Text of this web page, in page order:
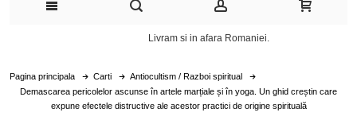
Livram si in afara Romaniei.
Pagina principala Carti
Antiocultism / Razboi spiritual
Demascarea pericolelor ascunse în artele marțiale și în yoga. Un ghid creștin care
expune efectele distructive ale acestor practici de origine spirituală